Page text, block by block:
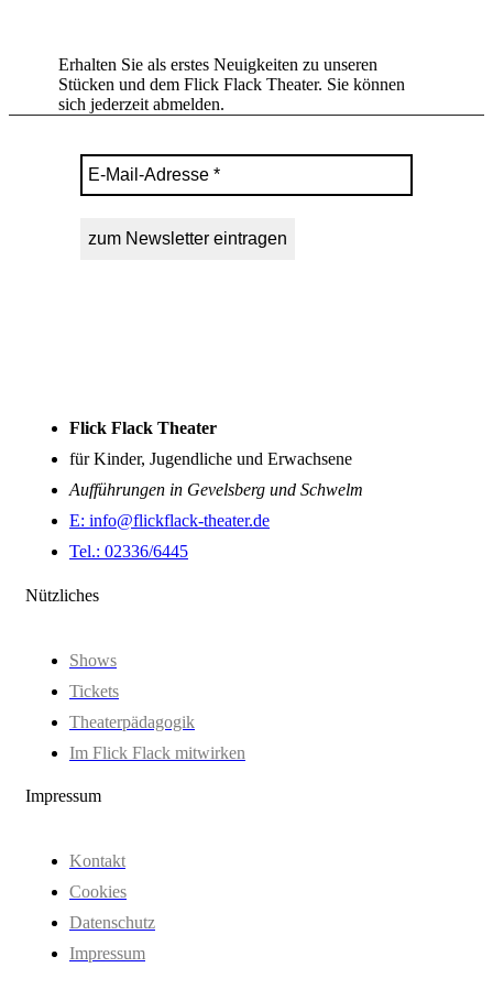
Erhalten Sie als erstes Neuigkeiten zu unseren
Stücken und dem Flick Flack Theater. Sie können
sich jederzeit abmelden.
Flick Flack Theater
für Kinder, Jugendliche und Erwachsene
Aufführungen in Gevelsberg und Schwelm
E: info@flickflack-theater.de
Tel.: 02336/6445
Nützliches
Shows
Tickets
Theaterpädagogik
Im Flick Flack mitwirken
Impressum
Kontakt
Cookies
Datenschutz
Impressum